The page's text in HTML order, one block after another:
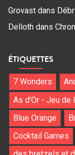
Grovast dans
Delloth dans
ÉTIQUETTES
7 Wonders
As d'Or - Jeu de
Blue Orange
Cocktail Games